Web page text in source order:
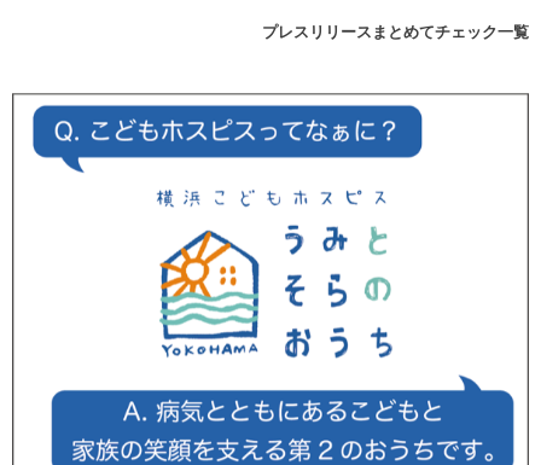
プレスリリースまとめてチェック一覧